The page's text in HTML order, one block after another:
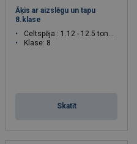
Āķis ar aizslēgu un tapu
8.klase
Celtspēja : 1.12 - 12.5 tonnas
Klase: 8
Skatīt